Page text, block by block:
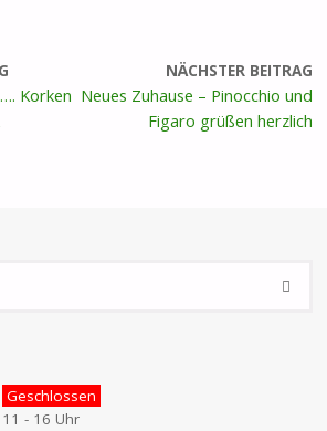
Korken
NÄCHSTER BEITRAG
Neues Zuhause – Pinocchio und
Figaro grüßen herzlich
SUCHE
Geschlossen
11 - 16 Uhr